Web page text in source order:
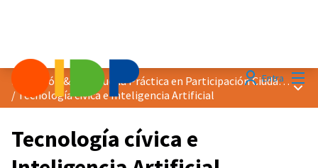
EntraDistinción &quot;Buena Práctica en Participación Ciudadana&quot; 2024
/Tecnología cívica e Inteligencia Artificial
Tecnología cívica e